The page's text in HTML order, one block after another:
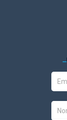
_